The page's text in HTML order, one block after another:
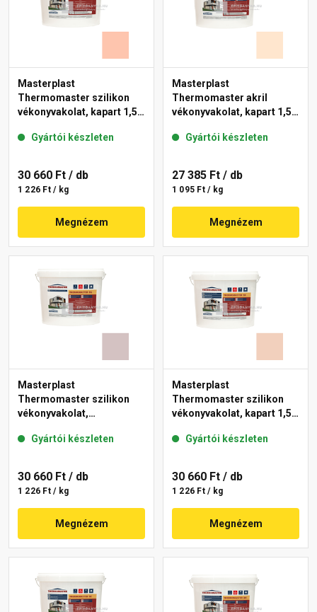
Masterplast
Thermomaster szilikon
vékonyvakolat, kapart 1,5
Gyártói készleten
30 660 Ft / db
1 226 Ft / kg
Megnézem
Masterplast
Thermomaster akril
vékonyvakolat, kapart 1,5
Gyártói készleten
27 385 Ft / db
1 095 Ft / kg
Megnézem
Masterplast
Thermomaster szilikon
vékonyvakolat,
20-E 25 kg
Gyártói készleten
30 660 Ft / db
1 226 Ft / kg
Megnézem
Masterplast
Thermomaster szilikon
vékonyvakolat, kapart 1,5
Gyártói készleten
30 660 Ft / db
1 226 Ft / kg
Megnézem